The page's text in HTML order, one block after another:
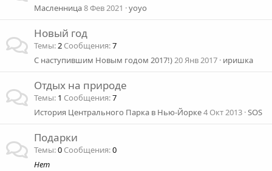
Масленница8 Фев 2021 yoyo
Новый год
Темы 2 Сообщения 7
С наступившим Новым годом 2017!)20 Янв 2017 иришка
Отдых на природе
Темы 1 Сообщения 7
История Центрального Парка в Нью-Йорке4 Окт 2013 SOS
Подарки
Темы 0 Сообщения 0
Нет